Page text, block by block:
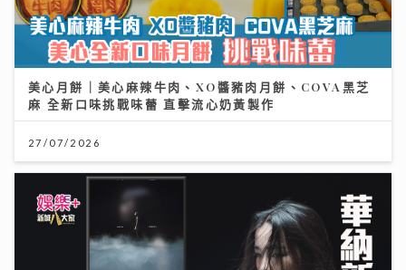
美心月餅｜美心麻辣牛肉、XO醬豬肉月餅、COVA黑芝
麻 全新口味挑戰味蕾 直擊流心奶黃製作
27/07/2026